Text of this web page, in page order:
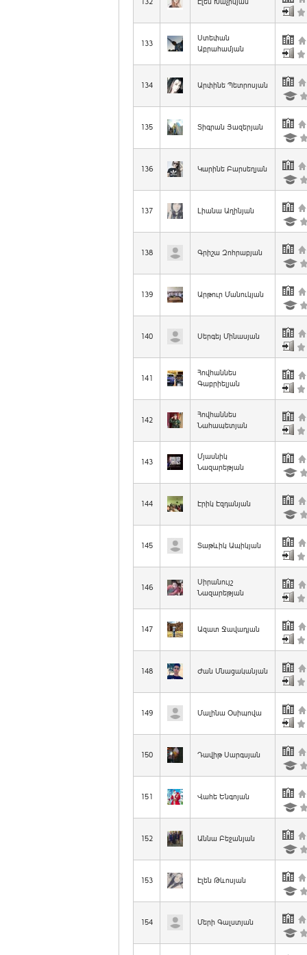
132 Էլեն Խաչիկյան
133
Ստեփան
Աբրահամյան
134 Արփինե Պետրոսյան
135 Տիգրան Յազերյան
136 Կարինե Բարսեղյան
137 Լիանա Աղինյան
138 Գրիշա Զոհրաբյան
139 Արթուր Մանուկյան
140 Սերգեյ Մինասյան
141
Հովհաննես
Գաբրիելյան
142
Հովհաննես
Նահապետյան
143
Մյասնիկ
Նազարեթյան
144 Էրիկ Էզդանյան
145 Տաթևիկ Ապիկյան
146
Սիրանույշ
Նազարեթյան
147 Ազատ Ջավադյան
148 Ժան Մնացականյան
149 Մալինա Օսիպովա
150 Դավիթ Սարգսյան
151 Վահե Ենգոյան
152 Աննա Բեջանյան
153 Էլեն Թևոսյան
154 Մերի Գալստյան